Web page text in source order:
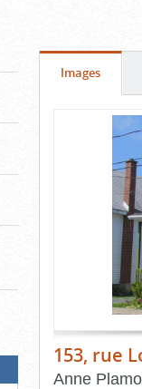
Onglet
Images(cliquer
pour
Contenu
153, rue
Anne